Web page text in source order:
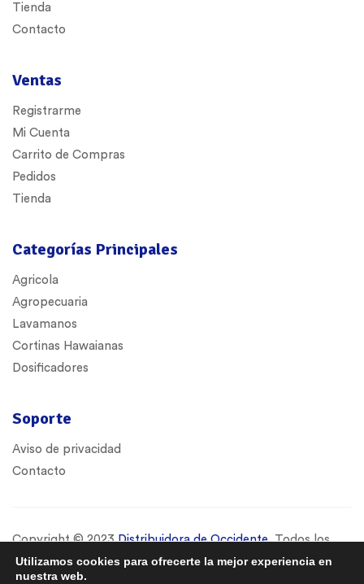
Tienda
Contacto
Ventas
Registrarme
Mi Cuenta
Carrito de Compras
Pedidos
Tienda
Categorías Principales
Agricola
Agropecuaria
Lavamanos
Cortinas Hawaianas
Dosificadores
Soporte
Aviso de privacidad
Contacto
Copyright © 2023Distribuidora de Occidente. Todos los
derechos reservados.
Utilizamos cookies para ofrecerte la mejor experiencia en
nuestra web.